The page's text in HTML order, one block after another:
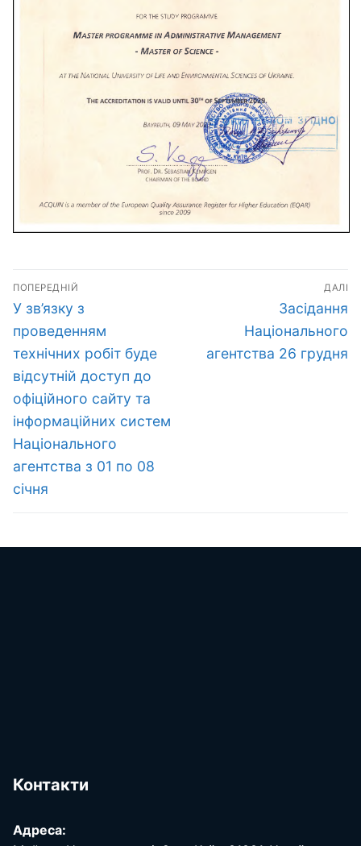
Навігація
записів
ПОПЕРЕДНІЙ
Попередній
запис:
У зв’язку з
проведенням
технічних робіт буде
відсутній доступ до
офіційного сайту та
інформаційних систем
Національного
агентства з 01 по 08
січня
ДАЛІ
Наступний
запис:
Засідання
Національного
агентства 26 грудня
Контакти
Адреса: